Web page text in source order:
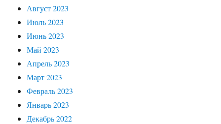
Август 2023
Июль 2023
Июнь 2023
Май 2023
Апрель 2023
Март 2023
Февраль 2023
Январь 2023
Декабрь 2022